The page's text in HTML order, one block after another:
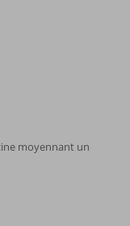
moyennant un